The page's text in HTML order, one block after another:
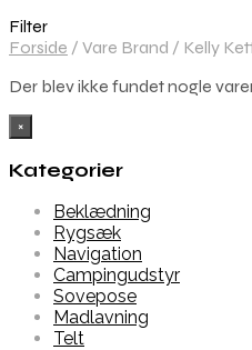
Filter
Forside / Vare Brand / Kelly
Der blev ikke fundet nogle
×
Kategorier
Beklædning
Rygsæk
Navigation
Campingudstyr
Sovepose
Madlavning
Telt